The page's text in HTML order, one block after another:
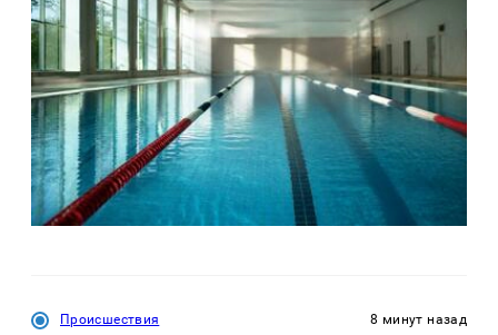
Происшествия 8 минут назад